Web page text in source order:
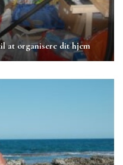
at organisere dit hjem